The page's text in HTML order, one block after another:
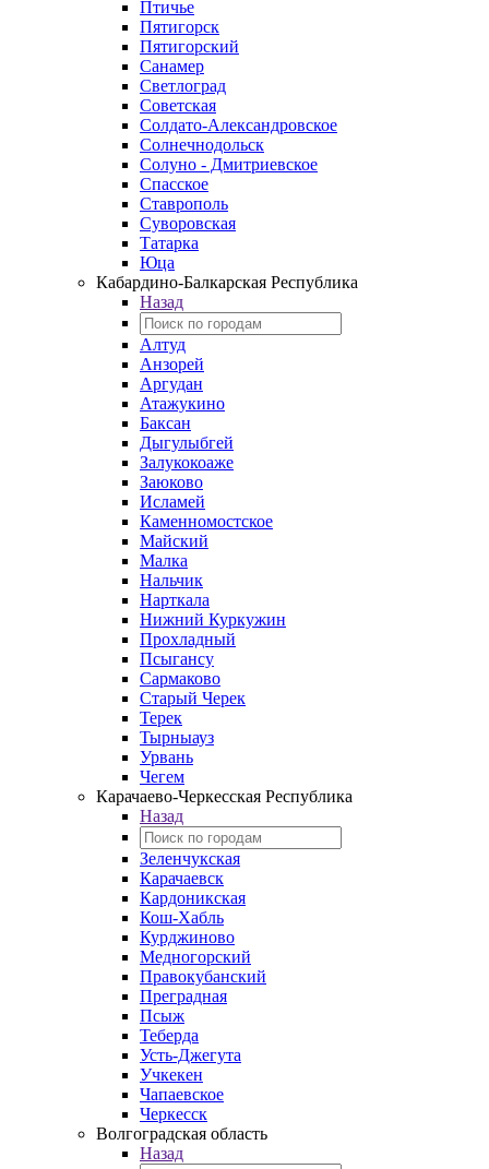
Птичье
Пятигорск
Пятигорский
Санамер
Светлоград
Советская
Солдато-Александровское
Солнечнодольск
Солуно - Дмитриевское
Спасское
Ставрополь
Суворовская
Татарка
Юца
Кабардино‑Балкарская Республика
Назад
Алтуд
Анзорей
Аргудан
Атажукино
Баксан
Дыгулыбгей
Залукокоаже
Заюково
Исламей
Каменномостское
Майский
Малка
Нальчик
Нарткала
Нижний Куркужин
Прохладный
Псыгансу
Сармаково
Старый Черек
Терек
Тырныауз
Урвань
Чегем
Карачаево-Черкесская Республика
Назад
Зеленчукская
Карачаевск
Кардоникская
Кош-Хабль
Курджиново
Медногорский
Правокубанский
Преградная
Псыж
Теберда
Усть-Джегута
Учкекен
Чапаевское
Черкесск
Волгоградская область
Назад